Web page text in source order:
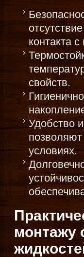
контакта
свойств.
Удобство
условиях.
монтажу